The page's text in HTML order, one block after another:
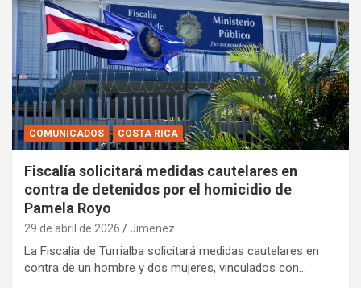
COMUNICADOS COSTA RICA
Fiscalía solicitará medidas cautelares en
contra de detenidos por el homicidio de
Pamela Royo
29 de abril de 2026 Jimenez
La Fiscalía de Turrialba solicitará medidas cautelares en
contra de un hombre y dos mujeres, vinculados con…